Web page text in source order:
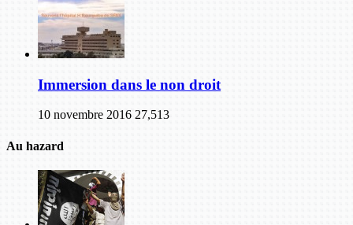
Immersion dans le non droit
10 novembre 2016 27,513
Au hazard